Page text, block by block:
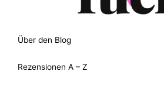
Über den Blog
Rezensionen A – Z